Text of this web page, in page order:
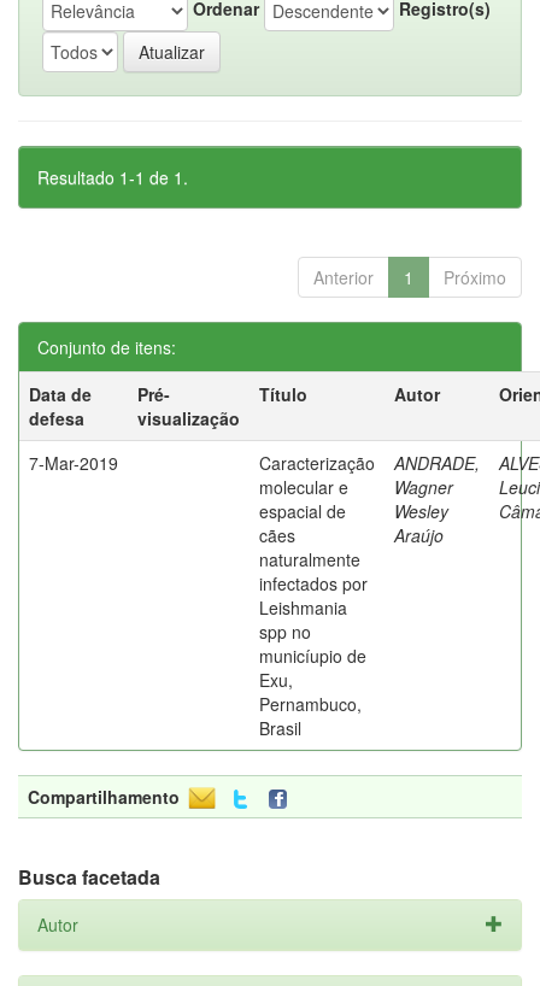
Ordenar
Registro(s)
Resultado 1-1 de 1.
Anterior 1 Próximo
Conjunto de itens:
Data de
defesa
Pré-
visualização
Título Autor
7-Mar-2019
Caracterização
molecular e
espacial de
cães
naturalmente
infectados por
Leishmania
spp no
municíupio de
Exu,
Pernambuco,
Brasil
ANDRADE,
Wagner
Wesley
Araújo
Compartilhamento
Busca facetada
Autor